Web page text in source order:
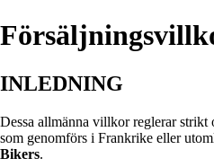
INLEDNING
Dessa allmänna villkor reglerar
som genomförs i Frankrike eller
Bikers.